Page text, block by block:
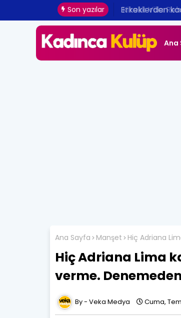
Son yazılar Erkeklerden
Ana
Ana Sayfa Manşet Hiç Adriana
Hiç Adriana Lima
verme.
Veka Medya Cuma,